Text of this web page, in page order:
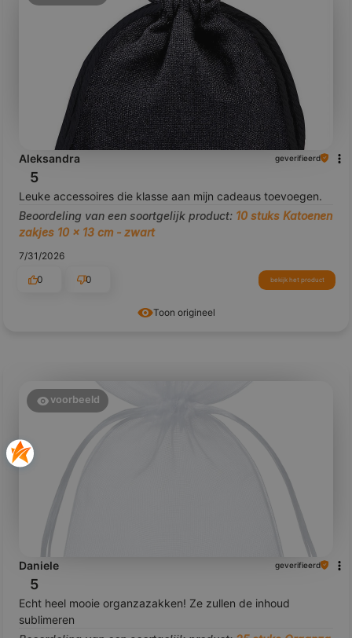
Toon origineel
Aleksandra geverifieerd
5
Leuke accessoires die klasse aan mijn cadeaus toevoegen.
Beoordeling van een soortgelijk product: 10 stuks Katoenen
zakjes 10 x 13 cm - zwart
7/31/2026
0
0 bekijk het product
voorbeeld
Daniele geverifieerd
5
Echt heel mooie organzazakken! Ze zullen de inhoud
sublimeren